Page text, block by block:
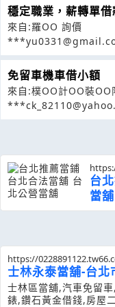
穩定職業，薪轉單借
來自:羅OO 詢價
免留車機車借小額
來自:樸OO計OO裝OO
台
當舖
https://
士林永泰當舖-台
士林區當舖,汽車免留
錶,鑽石黃金借錢,房屋